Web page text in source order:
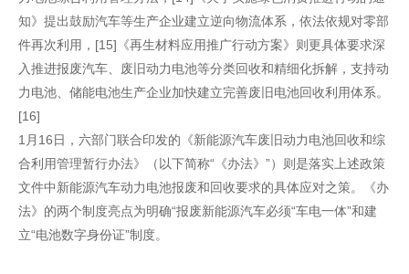
知》提出鼓励汽车等生产企业建立逆向物流体系，依法依规对零部
件再次利用，[15]《再生材料应用推广行动方案》则更具体要求深
入推进报废汽车、废旧动力电池等分类回收和精细化拆解，支持动
力电池、储能电池生产企业加快建立完善废旧电池回收利用体系。
[16]
1月16日，六部门联合印发的《新能源汽车废旧动力电池回收和综
合利用管理暂行办法》（以下简称“《办法》”）则是落实上述政策
文件中新能源汽车动力电池报废和回收要求的具体应对之策。《办
法》的两个制度亮点为明确“报废新能源汽车必须“车电一体”和建
立“电池数字身份证”制度。